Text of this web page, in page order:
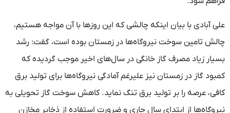
علی آبادی با بیان اینکه چالشی که این روزها با آن مواجه هستیم،
چالش تامین سوخت نیروگاه‌ها در زمستان بوده است، گفت: رشد
بسیار زیاد مصرف گاز خانگی در سال‌های اخیر موجب گردیده که
کمبود گاز در زمستان نیز علیرغم آمادگی نیروگاه‌ها برای تولید برق
کافی، عرصه را بر تولید برق تنگ نماید. کاهش سوخت گاز تحویلی به
نیروگاه‌ها از ابتدای سال جاری و ضرورت استفاده از ذخایر مخازن